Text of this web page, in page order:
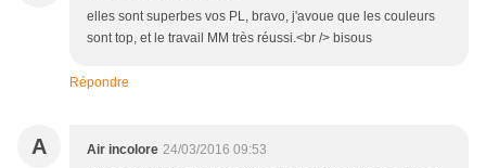
elles sont superbes vos PL, bravo, j'avoue que les couleurs
sont top, et le travail MM très réussi.<br /> bisous
Répondre
A Air incolore 24/03/2016 09:53